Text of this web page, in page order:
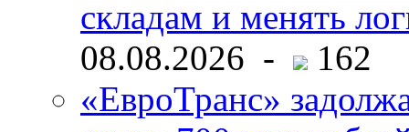
складам и менять
08.08.2026 -
162
«ЕвроТранс»